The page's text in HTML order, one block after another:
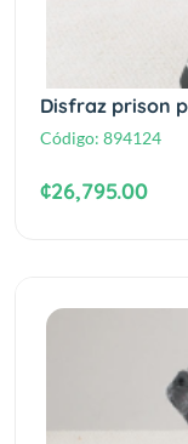
Disfraz prison
Código: 894124
¢26,795.00